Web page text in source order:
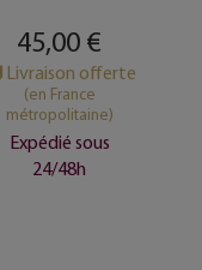
45,00 €
Livraison offerte
(en France
métropolitaine)
Expédié sous
24/48h